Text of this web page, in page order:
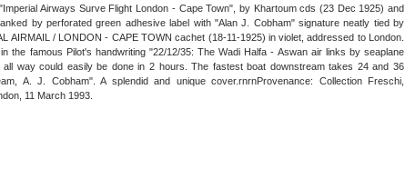
Airways Surve Flight London - Cape Town", by Khartoum cds (23 Dec 1925) and
by perforated green adhesive label with "Alan J. Cobham" signature neatly tied by
AIRMAIL / LONDON - CAPE TOWN cachet (18-11-1925) in violet, addressed to London.
the famous Pilot's handwriting "22/12/35: The Wadi Halfa - Aswan air links by seaplane
all way could easily be done in 2 hours. The fastest boat downstream takes 24 and 36
A. J. Cobham". A splendid and unique cover.rnrnProvenance: Collection Freschi,
11 March 1993.